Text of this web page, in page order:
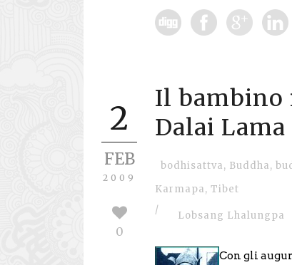
2
FEB
2009
0
Il bambino
Dalai Lama
bodhisattva, Buddha,
Karmapa, Tibet
/
Lobsang Lhalungpa
Con gli